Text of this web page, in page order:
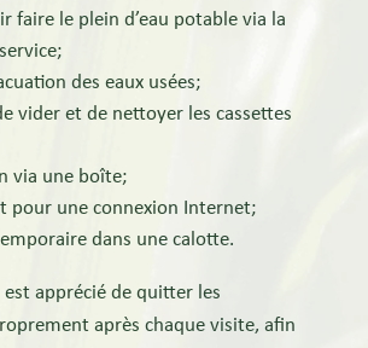
faire le plein d’eau potable via la
des eaux usées;
vider et de nettoyer les cassettes
via une boîte;
pour une connexion Internet;
dans une calotte.
apprécié de quitter les
après chaque visite, afin